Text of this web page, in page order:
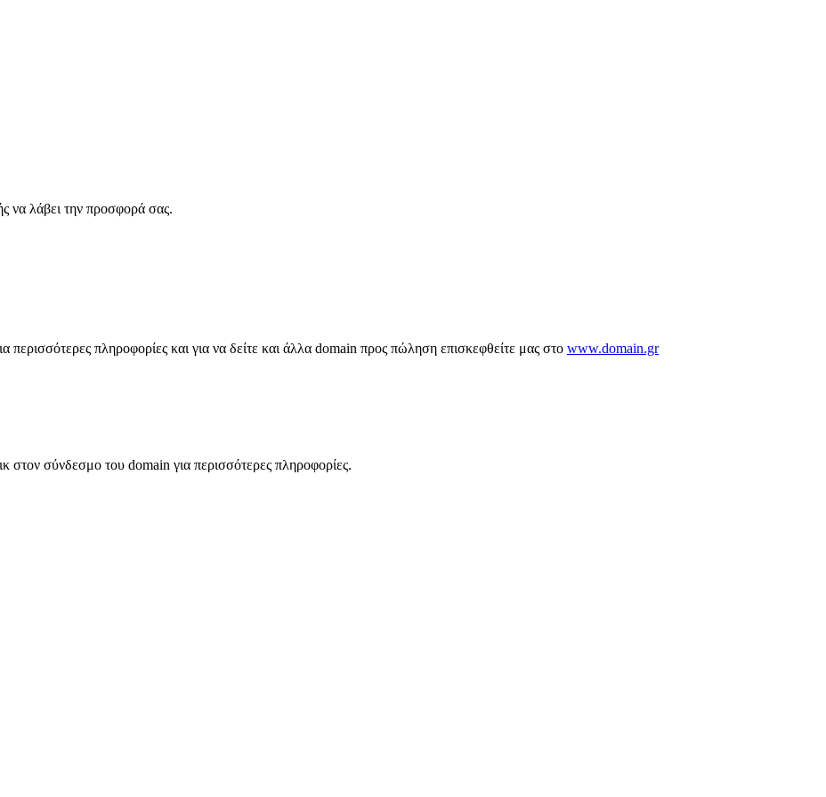
λάβει την προσφορά σας.
πληροφορίες και για να δείτε και άλλα domain προς πώληση επισκεφθείτε μας στο www.domain.gr
σύνδεσμο του domain για περισσότερες πληροφορίες.